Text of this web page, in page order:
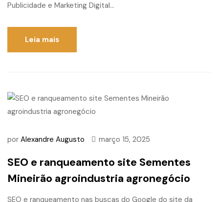
Publicidade e Marketing Digital...
Leia mais
por Alexandre Augusto março 15, 2025
SEO e ranqueamento site Sementes
Mineirão agroindustria agronegócio
SEO e ranqueamento nas buscas do Google do site da